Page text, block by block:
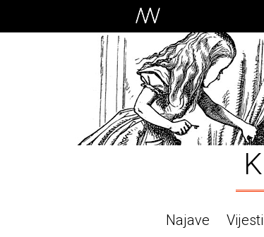
Najave Vijesti